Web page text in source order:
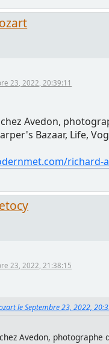
23, 2022, 20:39:11
Avedon,
Bazaar, Life,
richard-
23, 2022, 21:38:15
le Septembre 23, 2022,
Avedon, photographe